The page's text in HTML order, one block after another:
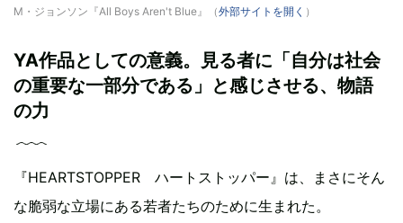
M・ジョンソン『All Boys Aren't Blue』（外部サイトを開く ）
YA作品としての意義。見る者に「自分は社会
の重要な一部分である」と感じさせる、物語
の力
『HEARTSTOPPER ハートストッパー』は、まさにそん
な脆弱な立場にある若者たちのために生まれた。